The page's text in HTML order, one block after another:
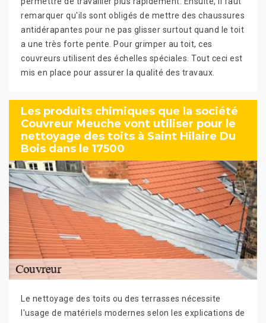
remarquer qu'ils sont obligés de mettre des chaussures
antidérapantes pour ne pas glisser surtout quand le toit
a une très forte pente. Pour grimper au toit, ces
couvreurs utilisent des échelles spéciales. Tout ceci est
mis en place pour assurer la qualité des travaux.
Les produits chimiques que la société
Couvreur Meuche vont utiliser pour le
nettoyage des toits à Saint Hilaire Du
Bois dans le 17500
Le nettoyage des toits ou des terrasses nécessite
l'usage de matériels modernes selon les explications de